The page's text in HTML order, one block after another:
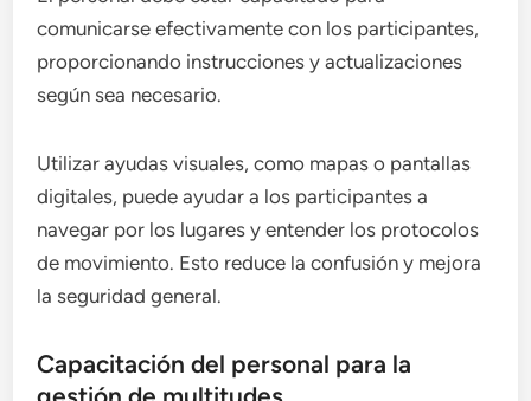
comunicarse efectivamente con los participantes,
proporcionando instrucciones y actualizaciones
según sea necesario.
Utilizar ayudas visuales, como mapas o pantallas
digitales, puede ayudar a los participantes a
navegar por los lugares y entender los protocolos
de movimiento. Esto reduce la confusión y mejora
la seguridad general.
Capacitación del personal para la